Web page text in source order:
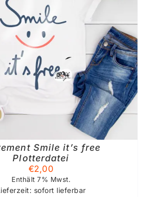
Smile it’s free
Plotterdatei
€2,00
Enthält 7% Mwst.
sofort lieferbar